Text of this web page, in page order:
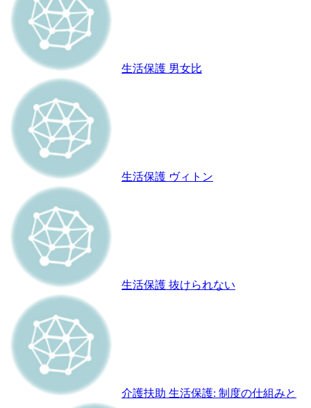
生活保護 男女比
生活保護 ヴィトン
生活保護 抜けられない
介護扶助 生活保護: 制度の仕組みと